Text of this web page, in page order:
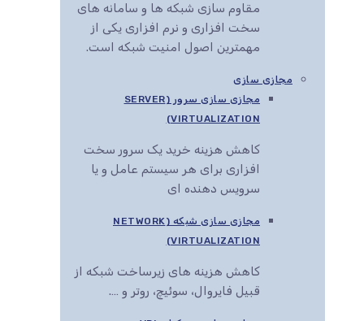
مقاوم سازی شبکه ها و سامانه های
سخت افزاری و نرم افزاری یکی از
مهمترین اصول امنیت شبکه است.
مجازی سازی
مجازی سازی سرور (SERVER
VIRTUALIZATION)
کاهش هزینه خرید یک سرور سخت
افزاری برای هر سیستم عامل و یا
سرویس دهنده ای
مجازی سازی شبکه (NETWORK
VIRTUALIZATION)
کاهش هزینه های زیرساخت شبکه از
قبیل فایروال، سوئیچ، روتر و ….